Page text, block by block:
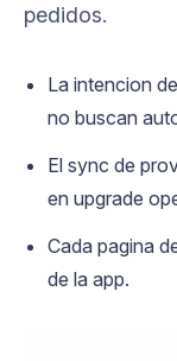
pedidos.
La intencion
no buscan
El sync de
en upgrade
Cada pagina
de la app.